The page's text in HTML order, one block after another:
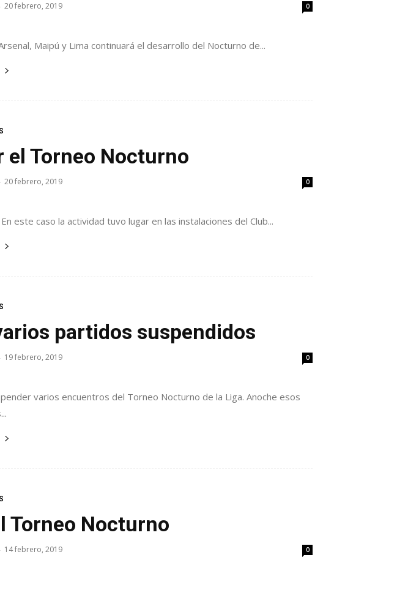
- 20 febrero, 2019 0
Maipú y Lima continuará el desarrollo del Nocturno de...
Torneo Nocturno
- 20 febrero, 2019 0
este caso la actividad tuvo lugar en las instalaciones del Club...
partidos suspendidos
- 19 febrero, 2019 0
varios encuentros del Torneo Nocturno de la Liga. Anoche esos
Torneo Nocturno
- 14 febrero, 2019 0